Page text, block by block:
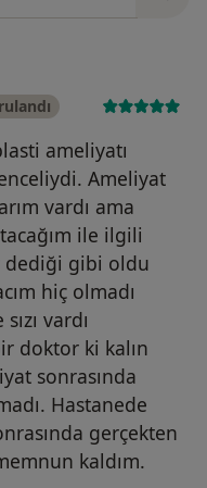
ameliyatı
Ameliyat
vardı ama
ile ilgili
dediği gibi oldu
hiç olmadı
vardı
doktor ki kalın
sonrasında
Hastanede
gerçekten
kaldım.